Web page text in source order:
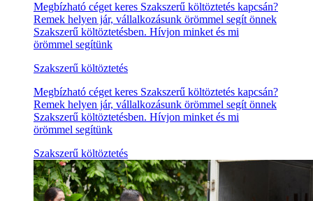
Megbízható céget keres Szakszerű költöztetés kapcsán?
Remek helyen jár, vállalkozásunk örömmel segít önnek
Szakszerű költöztetésben. Hívjon minket és mi
örömmel segítünk
Szakszerű költöztetés
Megbízható céget keres Szakszerű költöztetés kapcsán?
Remek helyen jár, vállalkozásunk örömmel segít önnek
Szakszerű költöztetésben. Hívjon minket és mi
örömmel segítünk
Szakszerű költöztetés